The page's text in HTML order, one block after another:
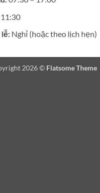
lễ: Nghỉ (hoặc theo lịch hẹn)
2026 © Flatsome Theme